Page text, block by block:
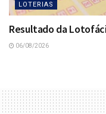
LOTERIAS
Resultado da
06/08/2026